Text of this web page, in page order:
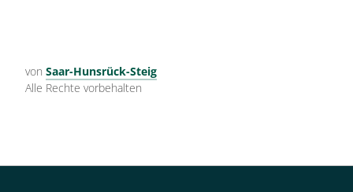
von Saar-Hunsrück-Steig
Alle Rechte vorbehalten